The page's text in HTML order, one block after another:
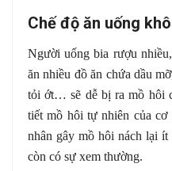
Chế độ ăn uống
Người uống bia rượu
ăn nhiều đồ ăn chứa dầu
tỏi ớt… sẽ dễ bị ra mồ hôi
tiết mồ hôi tự nhiên của
nhân gây mồ hôi nách lại
còn có sự xem thường.